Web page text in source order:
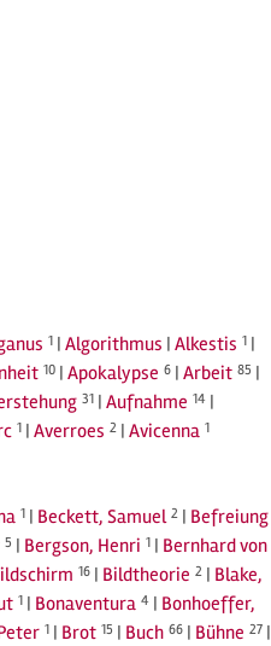
1 | Algorithmus | Alkestis 1 |
10 | Apokalypse 6 | Arbeit 85 |
31 | Aufnahme 14 |
1 | Averroes 2 | Avicenna 1
1 | Beckett, Samuel 2 | Befreiung
5 | Bergson, Henri 1 | Bernhard von
16 | Bildtheorie 2 | Blake,
1 | Bonaventura 4 | Bonhoeffer,
1 | Brot 15 | Buch 66 | Bühne 27 |